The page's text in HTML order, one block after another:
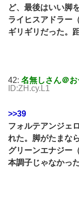
ど、最後はいい脚
ライヒスアドラー
ギリギリだった。
42: 名無しさん＠
ID:ZH.cy.L1
>>39
フォルテアンジェ
れた。脚がたまな
グリーンエナジー
本調子じゃなかっ